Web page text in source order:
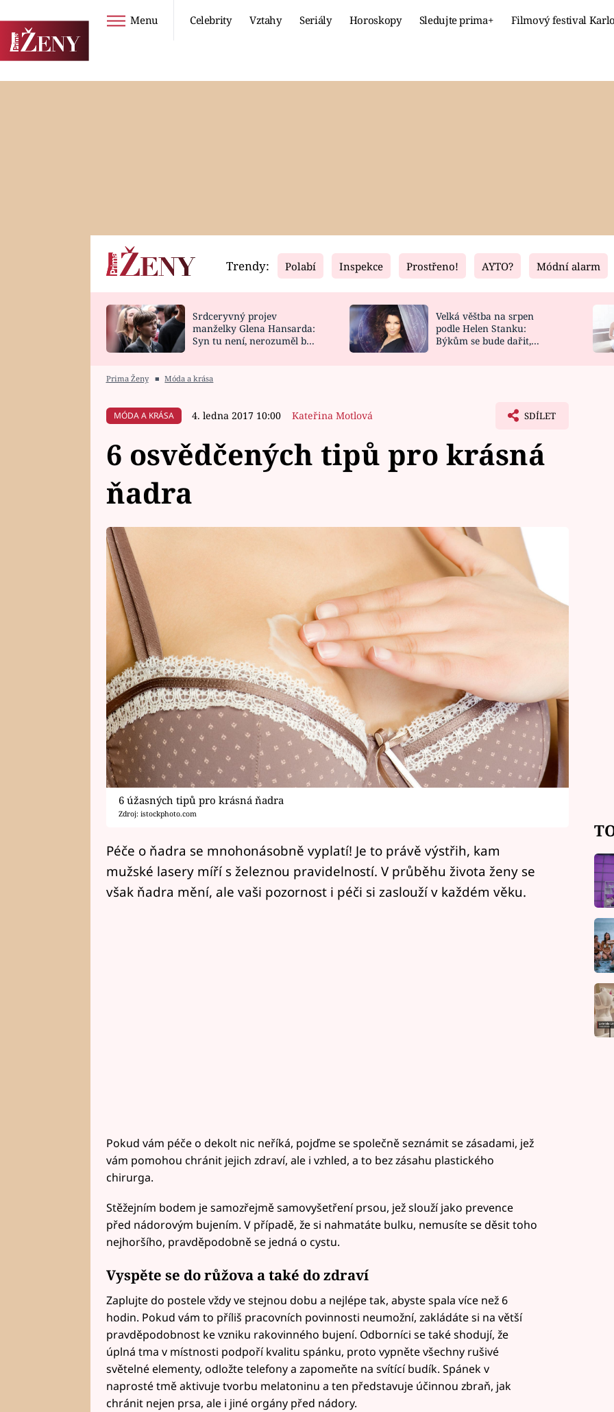
Menu Celebrity Vztahy Seriály Horoskopy Sledujte prima+ Filmový festival
Horoskopy
HOROSKOP NA
Video
CELEBRITY
VAŘENÍ
Fresh
NOVINKY
VIDEORECEPTY
Living
DESIGN
Trendy: Polabí Inspekce Prostřeno! AYTO? Módní alarm
Srdceryvný projev
manželky Glena Hansarda:
Syn tu není, nerozuměl by
Velká věštba na srpen
podle Helen Stanku:
Býkům se bude dařit,
Prima Ženy ■ Móda a krása
MÓDA A KRÁSA 4. ledna 2017 10:00 Kateřina Motlová SDÍLET
6 osvědčených tipů pro krásná
ňadra
6 úžasných tipů pro krásná ňadra
Zdroj: istockphoto.com
Péče o ňadra se mnohonásobně vyplatí! Je to právě výstřih, kam
mužské lasery míří s železnou pravidelností. V průběhu života ženy se
však ňadra mění, ale vaši pozornost i péči si zaslouží v každém věku.
Pokud vám péče o dekolt nic neříká, pojďme se společně seznámit se zásadami, jež
vám pomohou chránit jejich zdraví, ale i vzhled, a to bez zásahu plastického
chirurga.
Stěžejním bodem je samozřejmě samovyšetření prsou, jež slouží jako prevence
před nádorovým bujením. V případě, že si nahmatáte bulku, nemusíte se děsit toho
nejhoršího, pravděpodobně se jedná o cystu.
Vyspěte se do růžova a také do zdraví
Zaplujte do postele vždy ve stejnou dobu a nejlépe tak, abyste spala více než 6
hodin. Pokud vám to příliš pracovních povinnosti neumožní, zakládáte si na větší
pravděpodobnost ke vzniku rakovinného bujení. Odborníci se také shodují, že
úplná tma v místnosti podpoří kvalitu spánku, proto vypněte všechny rušivé
světelné elementy, odložte telefony a zapomeňte na svítící budík. Spánek v
naprosté tmě aktivuje tvorbu melatoninu a ten představuje účinnou zbraň, jak
chránit nejen prsa, ale i jiné orgány před nádory.